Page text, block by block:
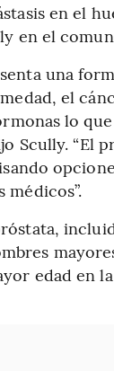
en el
en el
una
el
lo
Scully. “El
edad en